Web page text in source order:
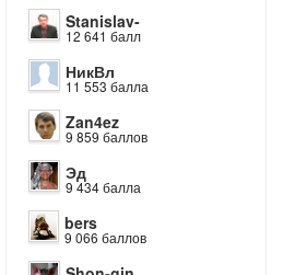
Stanislav-
12 641 балл
НикВл
11 553 балла
Zan4ez
9 859 баллов
Эд
9 434 балла
bers
9 066 баллов